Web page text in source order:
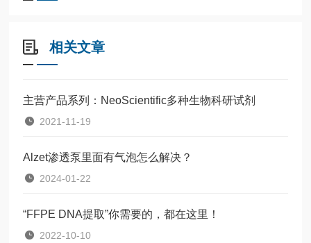
相关文章
主营产品系列：NeoScientific多种生物科研试剂
2021-11-19
Alzet渗透泵里面有气泡怎么解决？
2024-01-22
“FFPE DNA提取”你需要的，都在这里！
2022-10-10